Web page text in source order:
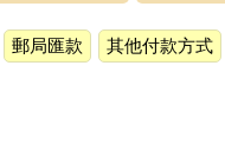
郵局匯款 其他付款方式